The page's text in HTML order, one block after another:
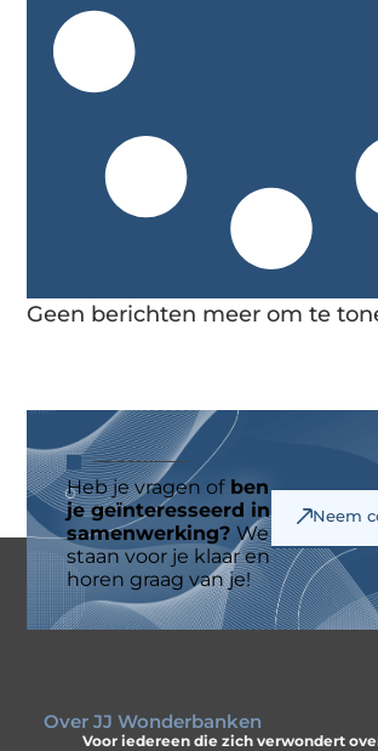
Geen berichten meer om te
Heb je vragen ofben
je geïnteresseerd in
samenwerking? We
staan voor je klaar en
horen graag van je!
Neem
Over JJ Wonderbanken
Voor iedereen die zich verwondert